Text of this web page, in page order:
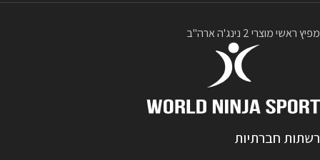
מפיץ ראשי מוצרי 2 נינג'ה ארה"ב
רשתות חברתיות